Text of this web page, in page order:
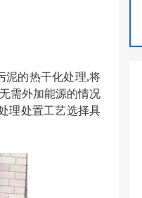
泥的热干化处理,将
需外加能源的情况
理处置工艺选择具